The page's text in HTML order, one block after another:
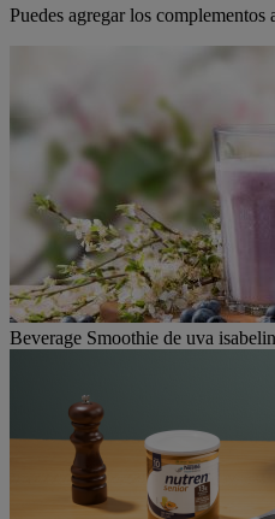
Puedes agregar los
Beverage Smoothie de uva